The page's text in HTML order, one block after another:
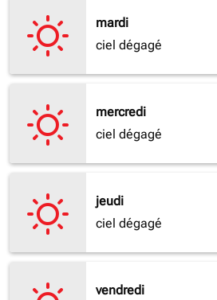
mardi
ciel dégagé
mercredi
ciel dégagé
jeudi
ciel dégagé
vendredi